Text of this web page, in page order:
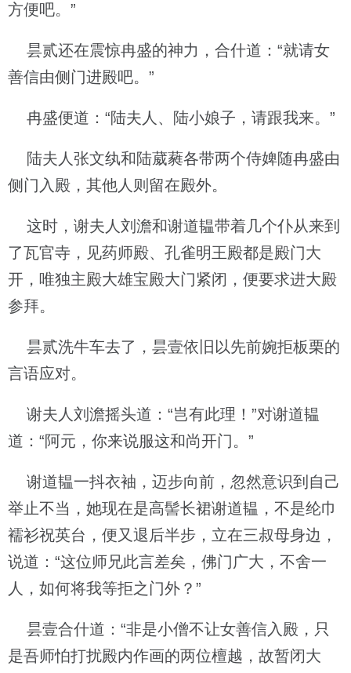
方便吧。”
昙贰还在震惊冉盛的神力，合什道：“就请女
善信由侧门进殿吧。”
冉盛便道：“陆夫人、陆小娘子，请跟我来。”
陆夫人张文纨和陆葳蕤各带两个侍婢随冉盛由
侧门入殿，其他人则留在殿外。
这时，谢夫人刘澹和谢道韫带着几个仆从来到
了瓦官寺，见药师殿、孔雀明王殿都是殿门大
开，唯独主殿大雄宝殿大门紧闭，便要求进大殿
参拜。
昙贰洗牛车去了，昙壹依旧以先前婉拒板栗的
言语应对。
谢夫人刘澹摇头道：“岂有此理！”对谢道韫
道：“阿元，你来说服这和尚开门。”
谢道韫一抖衣袖，迈步向前，忽然意识到自己
举止不当，她现在是高髻长裙谢道韫，不是纶巾
襦衫祝英台，便又退后半步，立在三叔母身边，
说道：“这位师兄此言差矣，佛门广大，不舍一
人，如何将我等拒之门外？”
昙壹合什道：“非是小僧不让女善信入殿，只
是吾师怕打扰殿内作画的两位檀越，故暂闭大